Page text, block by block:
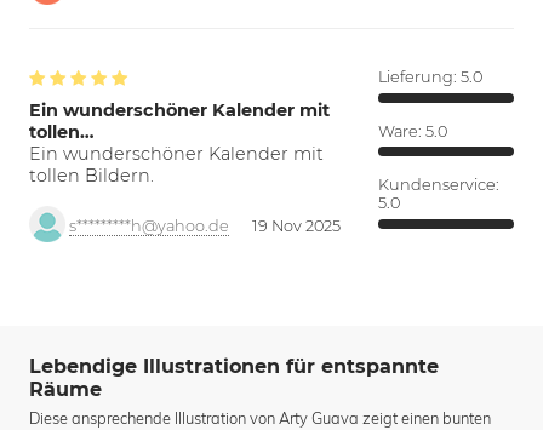
Ein wunderschöner Kalender mit
tollen…
Ein wunderschöner Kalender mit
tollen Bildern.
s*********h@yahoo.de 19 Nov 2025
Lieferung: 5.0
Ware: 5.0
Kundenservice:
5.0
Lebendige Illustrationen für entspannte
Räume
Diese ansprechende Illustration von Arty Guava zeigt einen bunten